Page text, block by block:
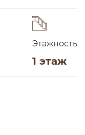
Этажность
1 этаж